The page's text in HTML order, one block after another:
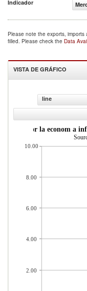
Indicador
Please note the exports,
filled. Please check the Data
VISTA DE GRÁFICO
line
por la econom a
10.00
8.00
6.00
4.00
2.00